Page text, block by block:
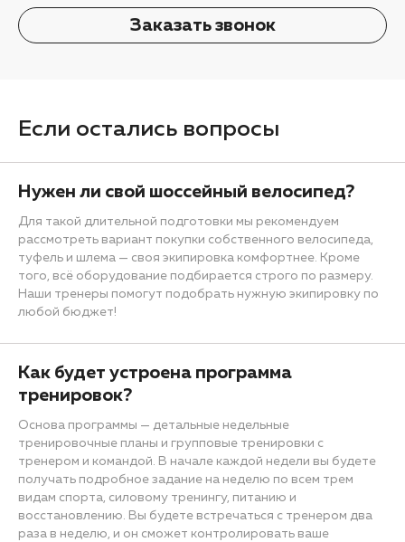
Заказать звонок
Если остались вопросы
Нужен ли свой шоссейный велосипед?
Для такой длительной подготовки мы рекомендуем
рассмотреть вариант покупки собственного велосипеда,
туфель и шлема — своя экипировка комфортнее. Кроме
того, всё оборудование подбирается строго по размеру.
Наши тренеры помогут подобрать нужную экипировку по
любой бюджет!
Как будет устроена программа
тренировок?
Основа программы — детальные недельные
тренировочные планы и групповые тренировки с
тренером и командой. В начале каждой недели вы будете
получать подробное задание на неделю по всем трем
видам спорта, силовому тренингу, питанию и
восстановлению. Вы будете встречаться с тренером два
раза в неделю, и он сможет контролировать ваше